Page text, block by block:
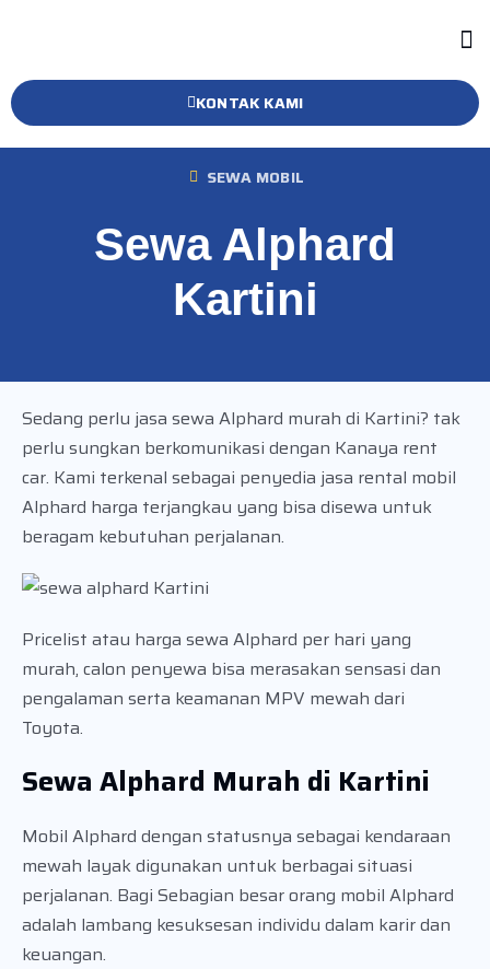
KONTAK KAMI
SEWA MOBIL
Sewa Alphard
Kartini
Sedang perlu jasa sewa Alphard murah di Kartini? tak
perlu sungkan berkomunikasi dengan Kanaya rent
car. Kami terkenal sebagai penyedia jasa rental mobil
Alphard harga terjangkau yang bisa disewa untuk
beragam kebutuhan perjalanan.
Pricelist atau harga sewa Alphard per hari yang
murah, calon penyewa bisa merasakan sensasi dan
pengalaman serta keamanan MPV mewah dari
Toyota.
Sewa Alphard Murah di Kartini
Mobil Alphard dengan statusnya sebagai kendaraan
mewah layak digunakan untuk berbagai situasi
perjalanan. Bagi Sebagian besar orang mobil Alphard
adalah lambang kesuksesan individu dalam karir dan
keuangan.